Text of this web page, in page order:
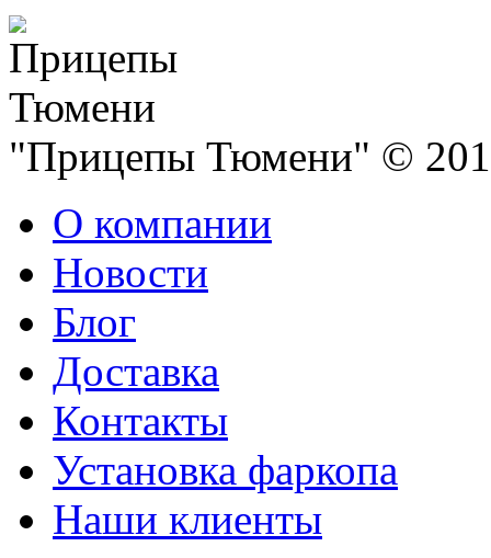
"Прицепы Тюмени" ©
О компании
Новости
Блог
Доставка
Контакты
Установка фаркопа
Наши клиенты